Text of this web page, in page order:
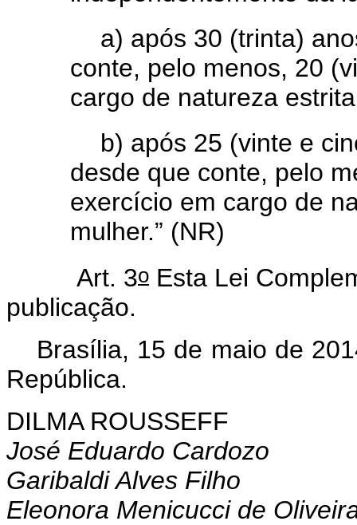
a) após 30 (trinta)
conte, pelo menos, 20
cargo de natureza
b) após 25 (vinte e
desde que conte, pelo
exercício em cargo de
mulher.” (NR)
Art. 3o Esta Lei
publicação.
Brasília, 15 de maio de
República.
DILMA ROUSSEFF
José Eduardo Cardozo
Garibaldi Alves Filho
Eleonora Menicucci de